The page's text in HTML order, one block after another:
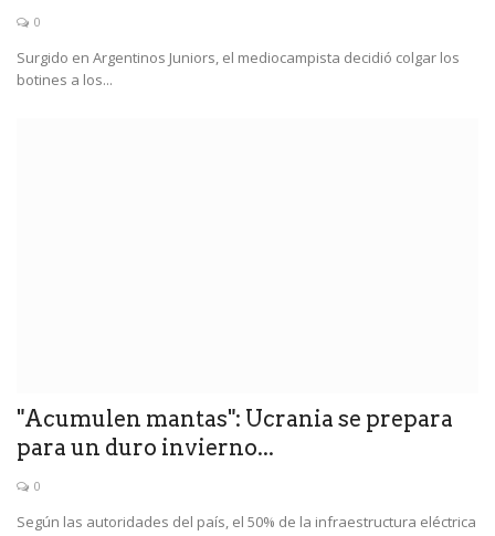
0
Surgido en Argentinos Juniors, el mediocampista decidió colgar los
botines a los...
"Acumulen mantas": Ucrania se prepara
para un duro invierno...
0
Según las autoridades del país, el 50% de la infraestructura eléctrica